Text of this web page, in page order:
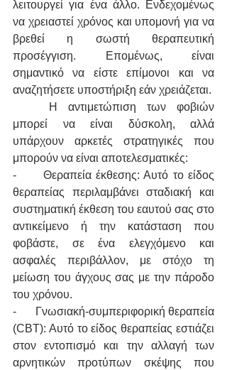
λειτουργεί για ένα άλλο. Ενδεχομένως
να χρειαστεί χρόνος και υπομονή για να
βρεθεί η σωστή θεραπευτική
προσέγγιση. Επομένως, είναι
σημαντικό να είστε επίμονοι και να
αναζητήσετε υποστήριξη εάν χρειάζεται.
μπορεί να είναι δύσκολη, αλλά
υπάρχουν αρκετές στρατηγικές που
μπορούν να είναι αποτελεσματικές:
-      Θεραπεία έκθεσης: Αυτό το είδος
θεραπείας περιλαμβάνει σταδιακή και
συστηματική έκθεση του εαυτού σας στο
αντικείμενο ή την κατάσταση που
φοβάστε, σε ένα ελεγχόμενο και
ασφαλές περιβάλλον, με στόχο τη
μείωση του άγχους σας με την πάροδο
του χρόνου.
-      Γνωσιακή-συμπεριφορική θεραπεία
(CBT): Αυτό το είδος θεραπείας εστιάζει
στον εντοπισμό και την αλλαγή των
αρνητικών προτύπων σκέψης που